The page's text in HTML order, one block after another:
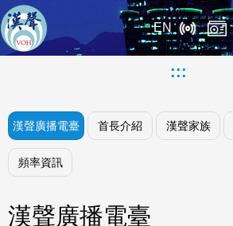
EN
:::
漢聲廣播電臺 首長介紹 漢聲家族
頻率資訊
漢聲廣播電臺